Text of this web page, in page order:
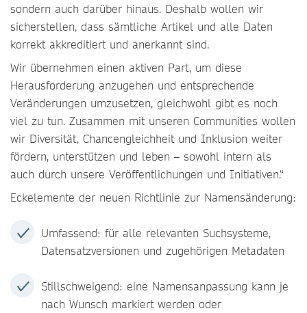
sondern auch darüber hinaus. Deshalb wollen wir
sicherstellen, dass sämtliche Artikel und alle Daten
korrekt akkreditiert und anerkannt sind.
Wir übernehmen einen aktiven Part, um diese
Herausforderung anzugehen und entsprechende
Veränderungen umzusetzen, gleichwohl gibt es noch
viel zu tun. Zusammen mit unseren Communities wollen
wir Diversität, Chancengleichheit und Inklusion weiter
fördern, unterstützen und leben – sowohl intern als
auch durch unsere Veröffentlichungen und Initiativen.“
Eckelemente der neuen Richtlinie zur Namensänderung:
Umfassend: für alle relevanten Suchsysteme,
Datensatzversionen und zugehörigen Metadaten
Stillschweigend: eine Namensanpassung kann je
nach Wunsch markiert werden oder